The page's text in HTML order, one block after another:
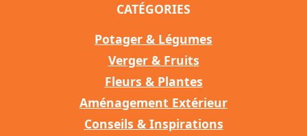
CATÉGORIES
Potager & Légumes
Verger & Fruits
Fleurs & Plantes
Aménagement Extérieur
Conseils & Inspirations